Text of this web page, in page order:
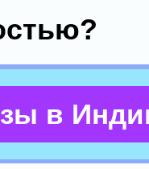
в